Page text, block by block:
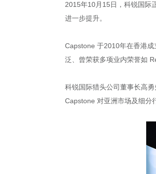
2015年10月15日，科锐国际
进一步提升。
Capstone 于2010年在香港
泛、曾荣获多项业内荣誉如
科锐国际猎头公司董事长高
Capstone 对亚洲市场及细分